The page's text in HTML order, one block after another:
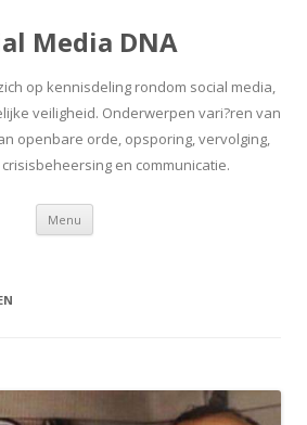
Media DNA
op kennisdeling rondom social media,
veiligheid. Onderwerpen vari?ren van
openbare orde, opsporing, vervolging,
en communicatie.
Menu Spring
inhoud